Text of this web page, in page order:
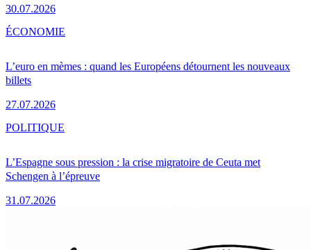
30.07.2026
L’euro en mèmes : quand les Européens détournent les nouveaux
billets
27.07.2026
ÉCONOMIE
L’Espagne sous pression : la crise migratoire de Ceuta met
Schengen à l’épreuve
31.07.2026
POLITIQUE